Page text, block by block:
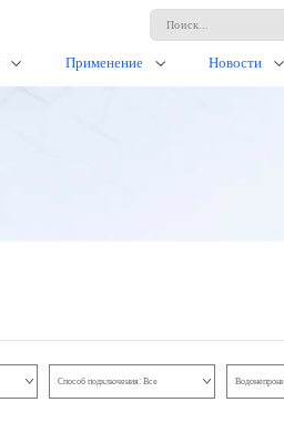
Применение Новости
Способ подключения:Все